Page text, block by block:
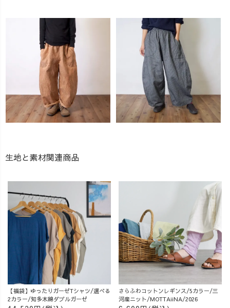
生地と素材関連商品
【福袋】ゆったりガーゼTシャツ/選べる
2カラー/知多木綿ダブルガーゼ
さらふわコットンレギンス/5カラー/三
河産ニット/MOTTAiiNA/2026